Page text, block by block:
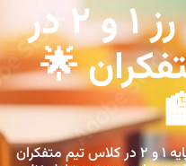
دخترهای گل رز ۱ و ۲ در
🌟
در این جلسه ویژه، دخترهای گل رز پایه ۱ و ۲ در کلاس تیم متفکران